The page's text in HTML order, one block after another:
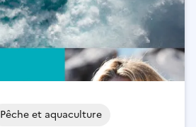
Pêche et aquaculture